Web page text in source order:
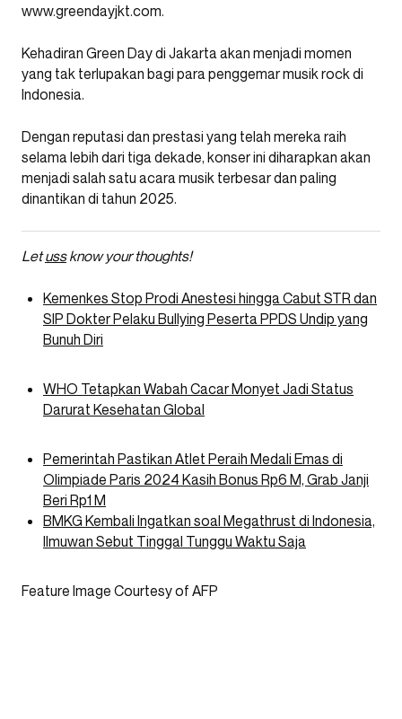
www.greendayjkt.com.
Kehadiran Green Day di Jakarta akan menjadi momen
yang tak terlupakan bagi para penggemar musik rock di
Indonesia.
Dengan reputasi dan prestasi yang telah mereka raih
selama lebih dari tiga dekade, konser ini diharapkan akan
menjadi salah satu acara musik terbesar dan paling
dinantikan di tahun 2025.
Letussknow your thoughts!
Kemenkes Stop Prodi Anestesi hingga Cabut STR dan
SIP Dokter Pelaku Bullying Peserta PPDS Undip yang
Bunuh Diri
WHO Tetapkan Wabah Cacar Monyet Jadi Status
Darurat Kesehatan Global
Pemerintah Pastikan Atlet Peraih Medali Emas di
Olimpiade Paris 2024 Kasih Bonus Rp6 M, Grab Janji
Beri Rp1 M
BMKG Kembali Ingatkan soal Megathrust di Indonesia,
Ilmuwan Sebut Tinggal Tunggu Waktu Saja
Feature Image Courtesy of AFP